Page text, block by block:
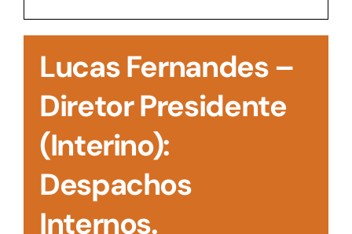
Acesso à Informação
Lucas Fernandes –
Diretor Presidente
(Interino):
Despachos
Internos.